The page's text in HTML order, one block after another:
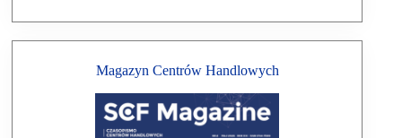
Magazyn Centrów Handlowych